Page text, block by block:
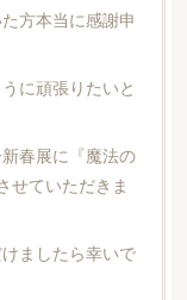
方本当に感謝申
に頑張りたいと
春展に『魔法の
せていただきま
ましたら幸いで